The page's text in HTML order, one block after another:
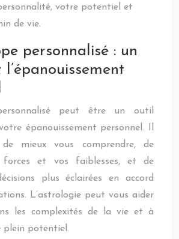
votre potentiel et
de vie.
personnalisé : un
personnalisé peut être un outil
épanouissement personnel. Il
mieux vous comprendre, de
forces et vos faiblesses, et de
plus éclairées en accord
L’astrologie peut vous aider
les complexités de la vie et à
plein potentiel.